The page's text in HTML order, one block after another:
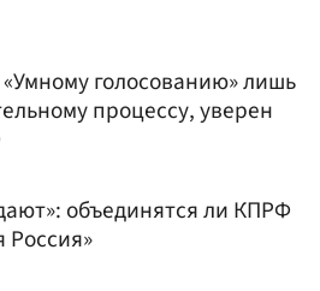
голосованию» лишь
процессу, уверен
объединятся ли КПРФ
Россия»